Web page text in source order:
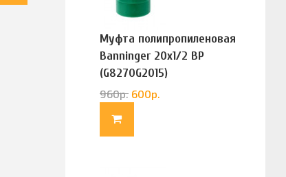
Муфта полипропиленовая
Banninger 20х1/2 ВР
(G8270G2015)
960р. 600р.